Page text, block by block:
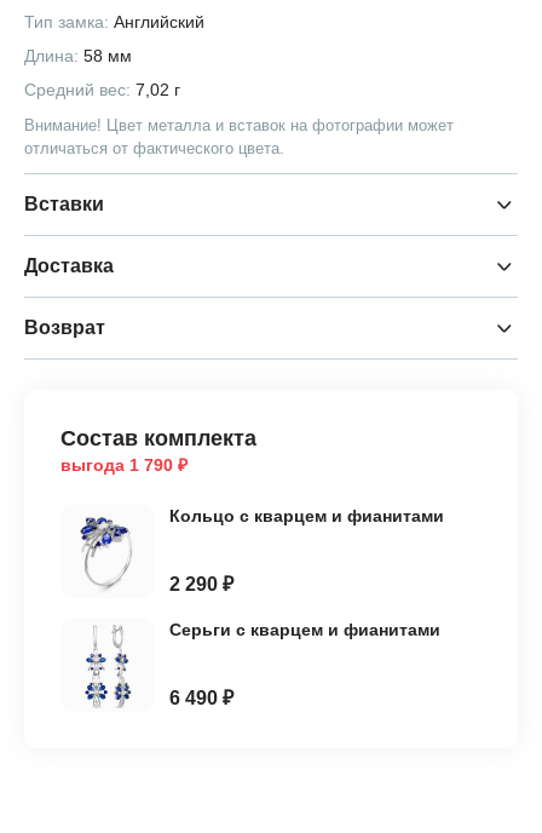
Тип замка: Английский
Длина: 58 мм
Средний вес: 7,02 г
Внимание! Цвет металла и вставок на фотографии может
отличаться от фактического цвета.
Вставки
Доставка
Возврат
Состав комплекта
выгода 1 790 ₽
Кольцо с кварцем и фианитами
2 290 ₽
Серьги с кварцем и фианитами
6 490 ₽